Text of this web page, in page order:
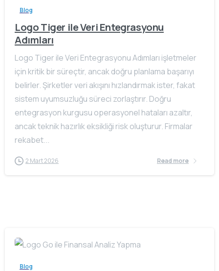
Blog
Logo Tiger ile Veri Entegrasyonu
Adımları
Logo Tiger ile Veri Entegrasyonu Adımları işletmeler
için kritik bir süreçtir, ancak doğru planlama başarıyı
belirler. Şirketler veri akışını hızlandırmak ister, fakat
sistem uyumsuzluğu süreci zorlaştırır. Doğru
entegrasyon kurgusu operasyonel hataları azaltır,
ancak teknik hazırlık eksikliği risk oluşturur. Firmalar
rekabet...
2 Mart 2026 Read more
Blog